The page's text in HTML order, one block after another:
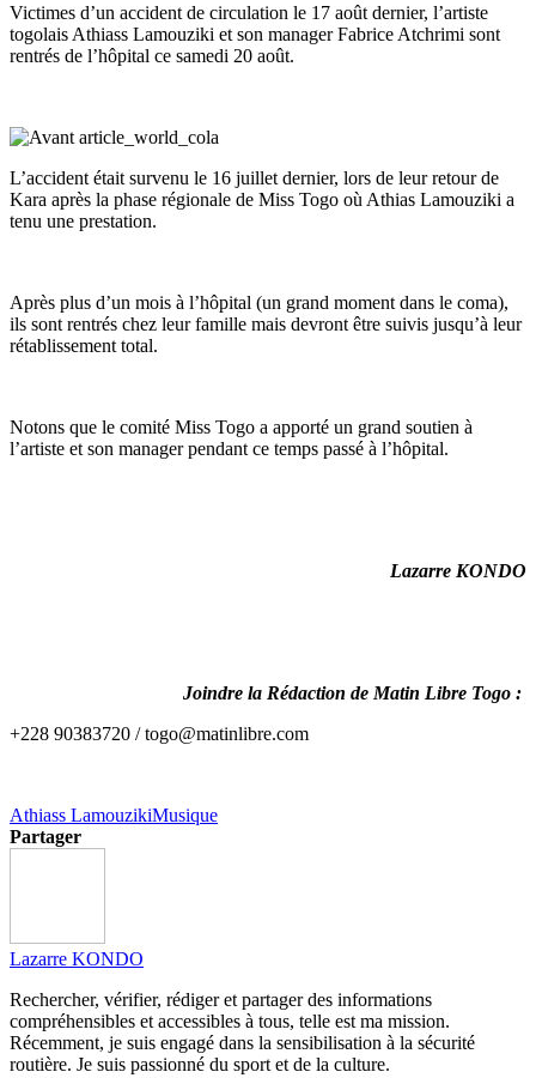
Victimes d’un accident de circulation le 17 août dernier, l’artiste
togolais Athiass Lamouziki et son manager Fabrice Atchrimi sont
rentrés de l’hôpital ce samedi 20 août.
L’accident était survenu le 16 juillet dernier, lors de leur retour de
Kara après la phase régionale de Miss Togo où Athias Lamouziki a
tenu une prestation.
Après plus d’un mois à l’hôpital (un grand moment dans le coma),
ils sont rentrés chez leur famille mais devront être suivis jusqu’à leur
rétablissement total.
Notons que le comité Miss Togo a apporté un grand soutien à
l’artiste et son manager pendant ce temps passé à l’hôpital.
Lazarre KONDO
Joindre la Rédaction de Matin Libre Togo :
+228 90383720 / togo@matinlibre.com
Athiass LamouzikiMusique
Partager
Lazarre KONDO
Rechercher, vérifier, rédiger et partager des informations
compréhensibles et accessibles à tous, telle est ma mission.
Récemment, je suis engagé dans la sensibilisation à la sécurité
routière. Je suis passionné du sport et de la culture.